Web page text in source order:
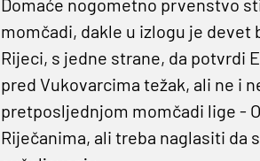
Domaće nogometno prvenstvo
momčadi, dakle u izlogu je
Rijeci, s jedne strane, da potvrdi
pred Vukovarcima težak, ali ne i
pretposljednjom momčadi lige -
Riječanima, ali treba naglasiti da